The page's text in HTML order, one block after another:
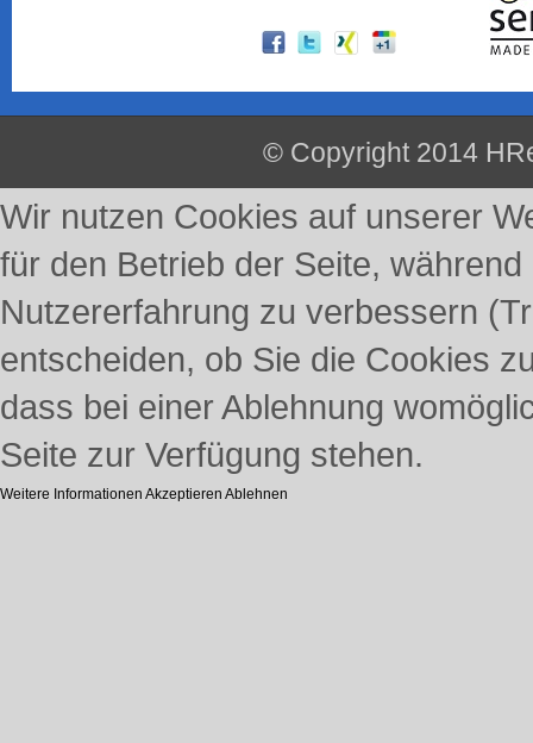
© Copyright 2014
Wir nutzen Cookies auf unserer
für den Betrieb der Seite,
Nutzererfahrung zu verbessern
entscheiden, ob Sie die Cookies
dass bei einer Ablehnung
Seite zur Verfügung stehen.
Weitere Informationen Akzeptieren Ablehnen